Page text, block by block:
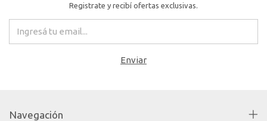
Registrate y recibí ofertas exclusivas.
Navegación